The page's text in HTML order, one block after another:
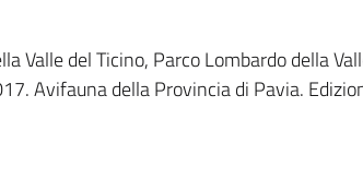
Valle del Ticino, Parco Lombardo della
Avifauna della Provincia di Pavia.